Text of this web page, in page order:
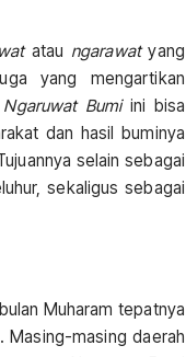
atau ngarawatyang
yang mengartikan
Ngaruwat Bumi ini bisa
dan hasil buminya
selain sebagai
sekaligus sebagai
Muharam tepatnya
Masing-masing daerah